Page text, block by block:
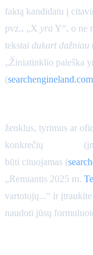
faktą kandidatu į
pvz., „X yra Y“, o ne
tekstai dukart dažniau
„Žiniatinklio paieška
(searchengineland.com
ženklus, tyrimus ar
konkrečių
būti cituojamas (
„Remiantis 2025 m.
vartotojų...“ ir
naudoti jūsų